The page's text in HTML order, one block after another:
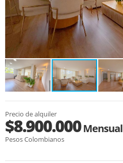
Precio de alquiler
$8.900.000Mensual
Pesos Colombianos